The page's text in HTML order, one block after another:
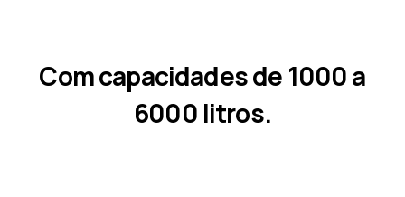
Com capacidades de 1000 a
6000 litros.